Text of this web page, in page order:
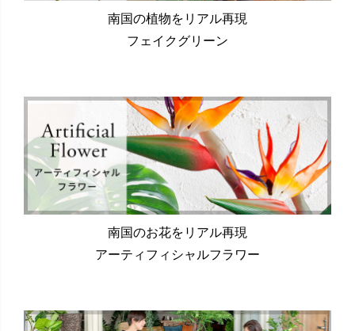
南国の植物をリアル再現
フェイクグリーン
南国のお花をリアル再現
アーティフィシャルフラワー